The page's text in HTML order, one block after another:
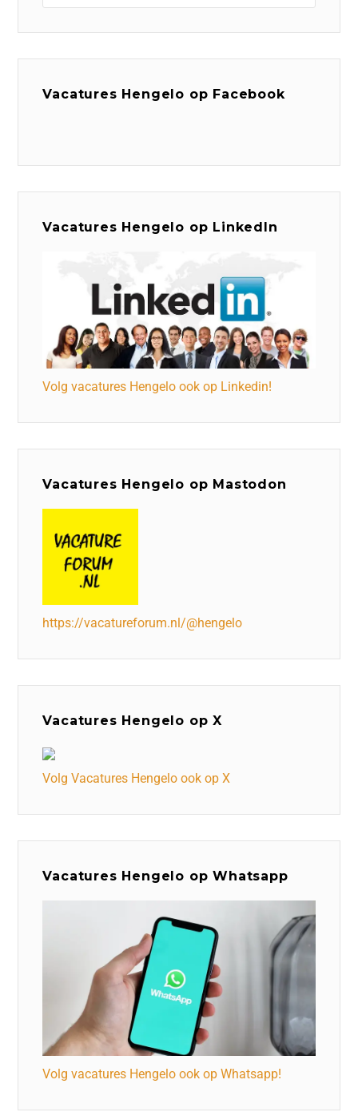
Vacatures Hengelo op Facebook
Vacatures Hengelo op LinkedIn
Volg vacatures Hengelo ook op Linkedin!
Vacatures Hengelo op Mastodon
https://vacatureforum.nl/@hengelo
Vacatures Hengelo op X
Volg Vacatures Hengelo ook op X
Vacatures Hengelo op Whatsapp
Volg vacatures Hengelo ook op Whatsapp!